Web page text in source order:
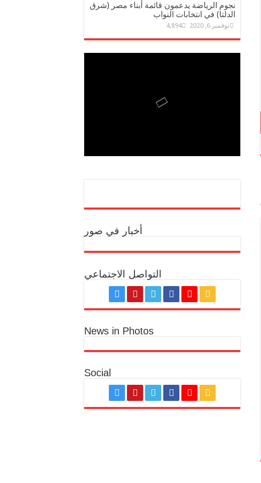
نجوم الرياضة يدعمون قائمة أبناء مصر (شرق
الدلتا) في انتخابات النواب
نوفمبر 6, 2020 4,894
أخبار في صور
التواصل الاجتماعي
News in Photos
Social